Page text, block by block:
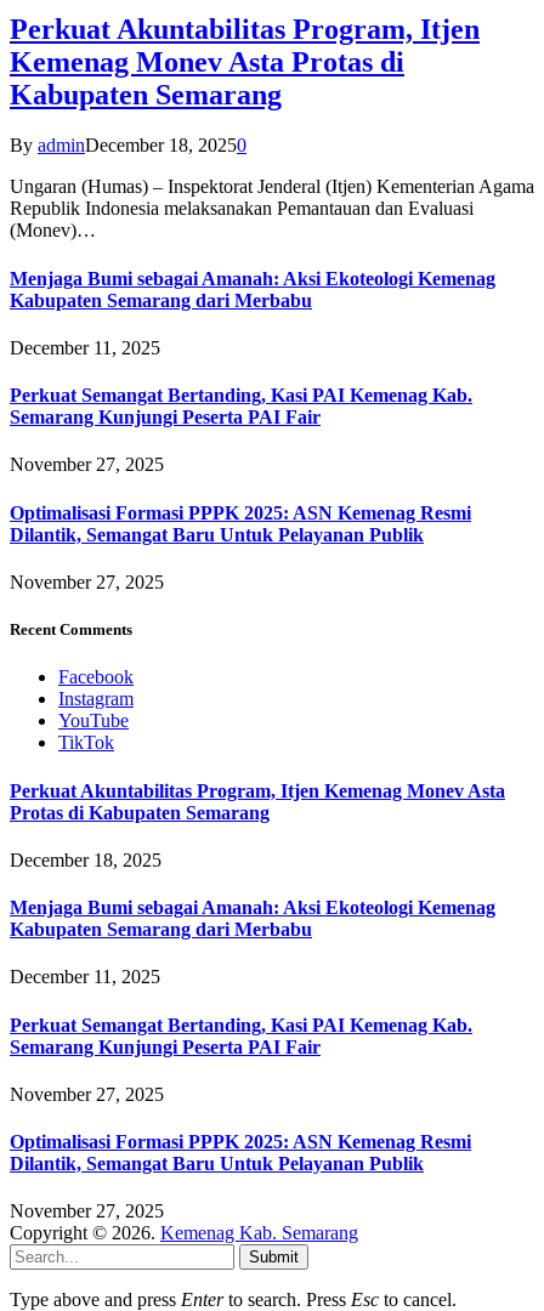
Perkuat Akuntabilitas Program, Itjen
Kemenag Monev Asta Protas di
Kabupaten Semarang
By adminDecember 18, 20250
Ungaran (Humas) – Inspektorat Jenderal (Itjen) Kementerian Agama
Republik Indonesia melaksanakan Pemantauan dan Evaluasi
(Monev)…
Menjaga Bumi sebagai Amanah: Aksi Ekoteologi Kemenag
Kabupaten Semarang dari Merbabu
December 11, 2025
Perkuat Semangat Bertanding, Kasi PAI Kemenag Kab.
Semarang Kunjungi Peserta PAI Fair
November 27, 2025
Optimalisasi Formasi PPPK 2025: ASN Kemenag Resmi
Dilantik, Semangat Baru Untuk Pelayanan Publik
November 27, 2025
Recent Comments
Facebook
Instagram
YouTube
TikTok
Perkuat Akuntabilitas Program, Itjen Kemenag Monev Asta
Protas di Kabupaten Semarang
December 18, 2025
Menjaga Bumi sebagai Amanah: Aksi Ekoteologi Kemenag
Kabupaten Semarang dari Merbabu
December 11, 2025
Perkuat Semangat Bertanding, Kasi PAI Kemenag Kab.
Semarang Kunjungi Peserta PAI Fair
November 27, 2025
Optimalisasi Formasi PPPK 2025: ASN Kemenag Resmi
Dilantik, Semangat Baru Untuk Pelayanan Publik
November 27, 2025
Copyright © 2026. Kemenag Kab. Semarang
Submit
Type above and press Enterto search. Press Esc to cancel.